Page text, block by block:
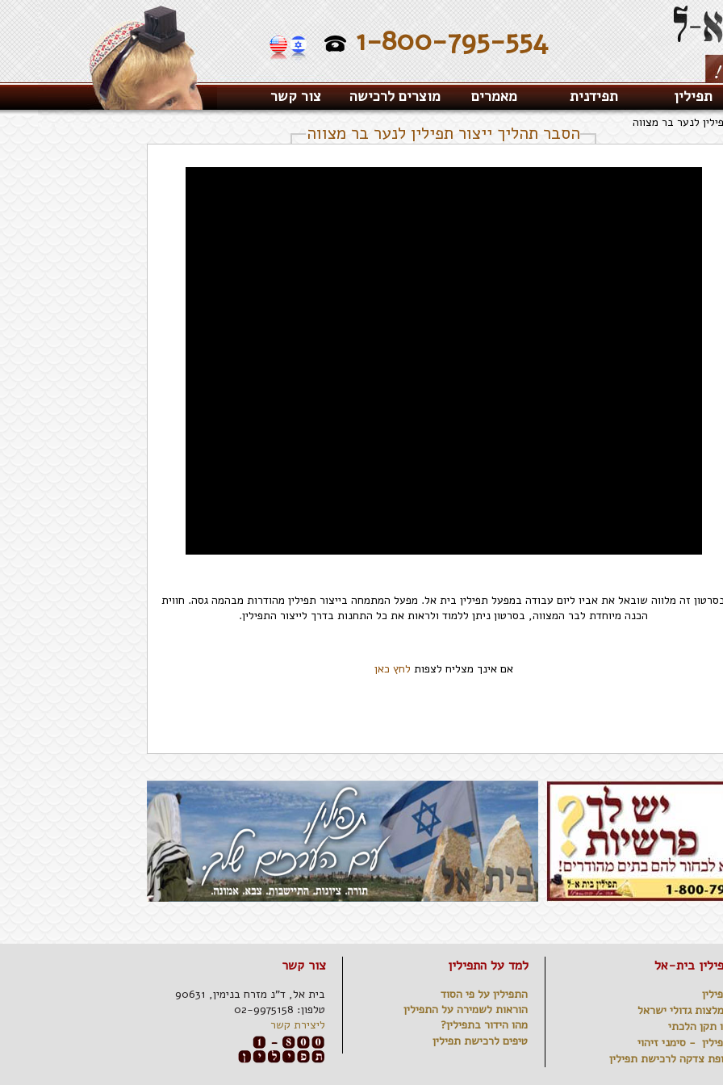
1-800-795-554
תפילין תפידנית מאמרים מוצרים לרכישה צור קשר
לנער בר מצווה הסבר תהליך ייצור תפילין לנער בר מצווה
זה מלווה שובאל את אביו ליום עבודה במפעל תפילין בית אל. מפעל המתמחה בייצור תפילין מהודרות מבהמה גסה. חווית
הכנה מיוחדת לבר המצווה, בסרטון ניתן ללמוד ולראות את כל התחנות בדרך לייצור התפילין.
אם אינך מצליח לצפות לחץ כאן
בית-אל
גדולי ישראל
תקן הלכתי
- סימני זיהוי
צדקה לרכישת תפילין
למד על התפילין
התפילין על פי הסוד
הוראות לשמירה על התפילין
מהו הידור בתפילין?
טיפים לרכישת תפילין
צור קשר
בית אל, ד"נ מזרח בנימין, 90631
טלפון: 02-9975158
ליצירת קשר